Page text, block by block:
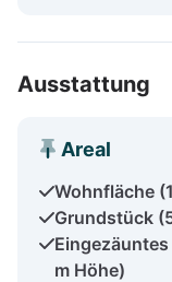
Ausstattung
Areal
Wohnfläche
Grundstück
m Höhe)